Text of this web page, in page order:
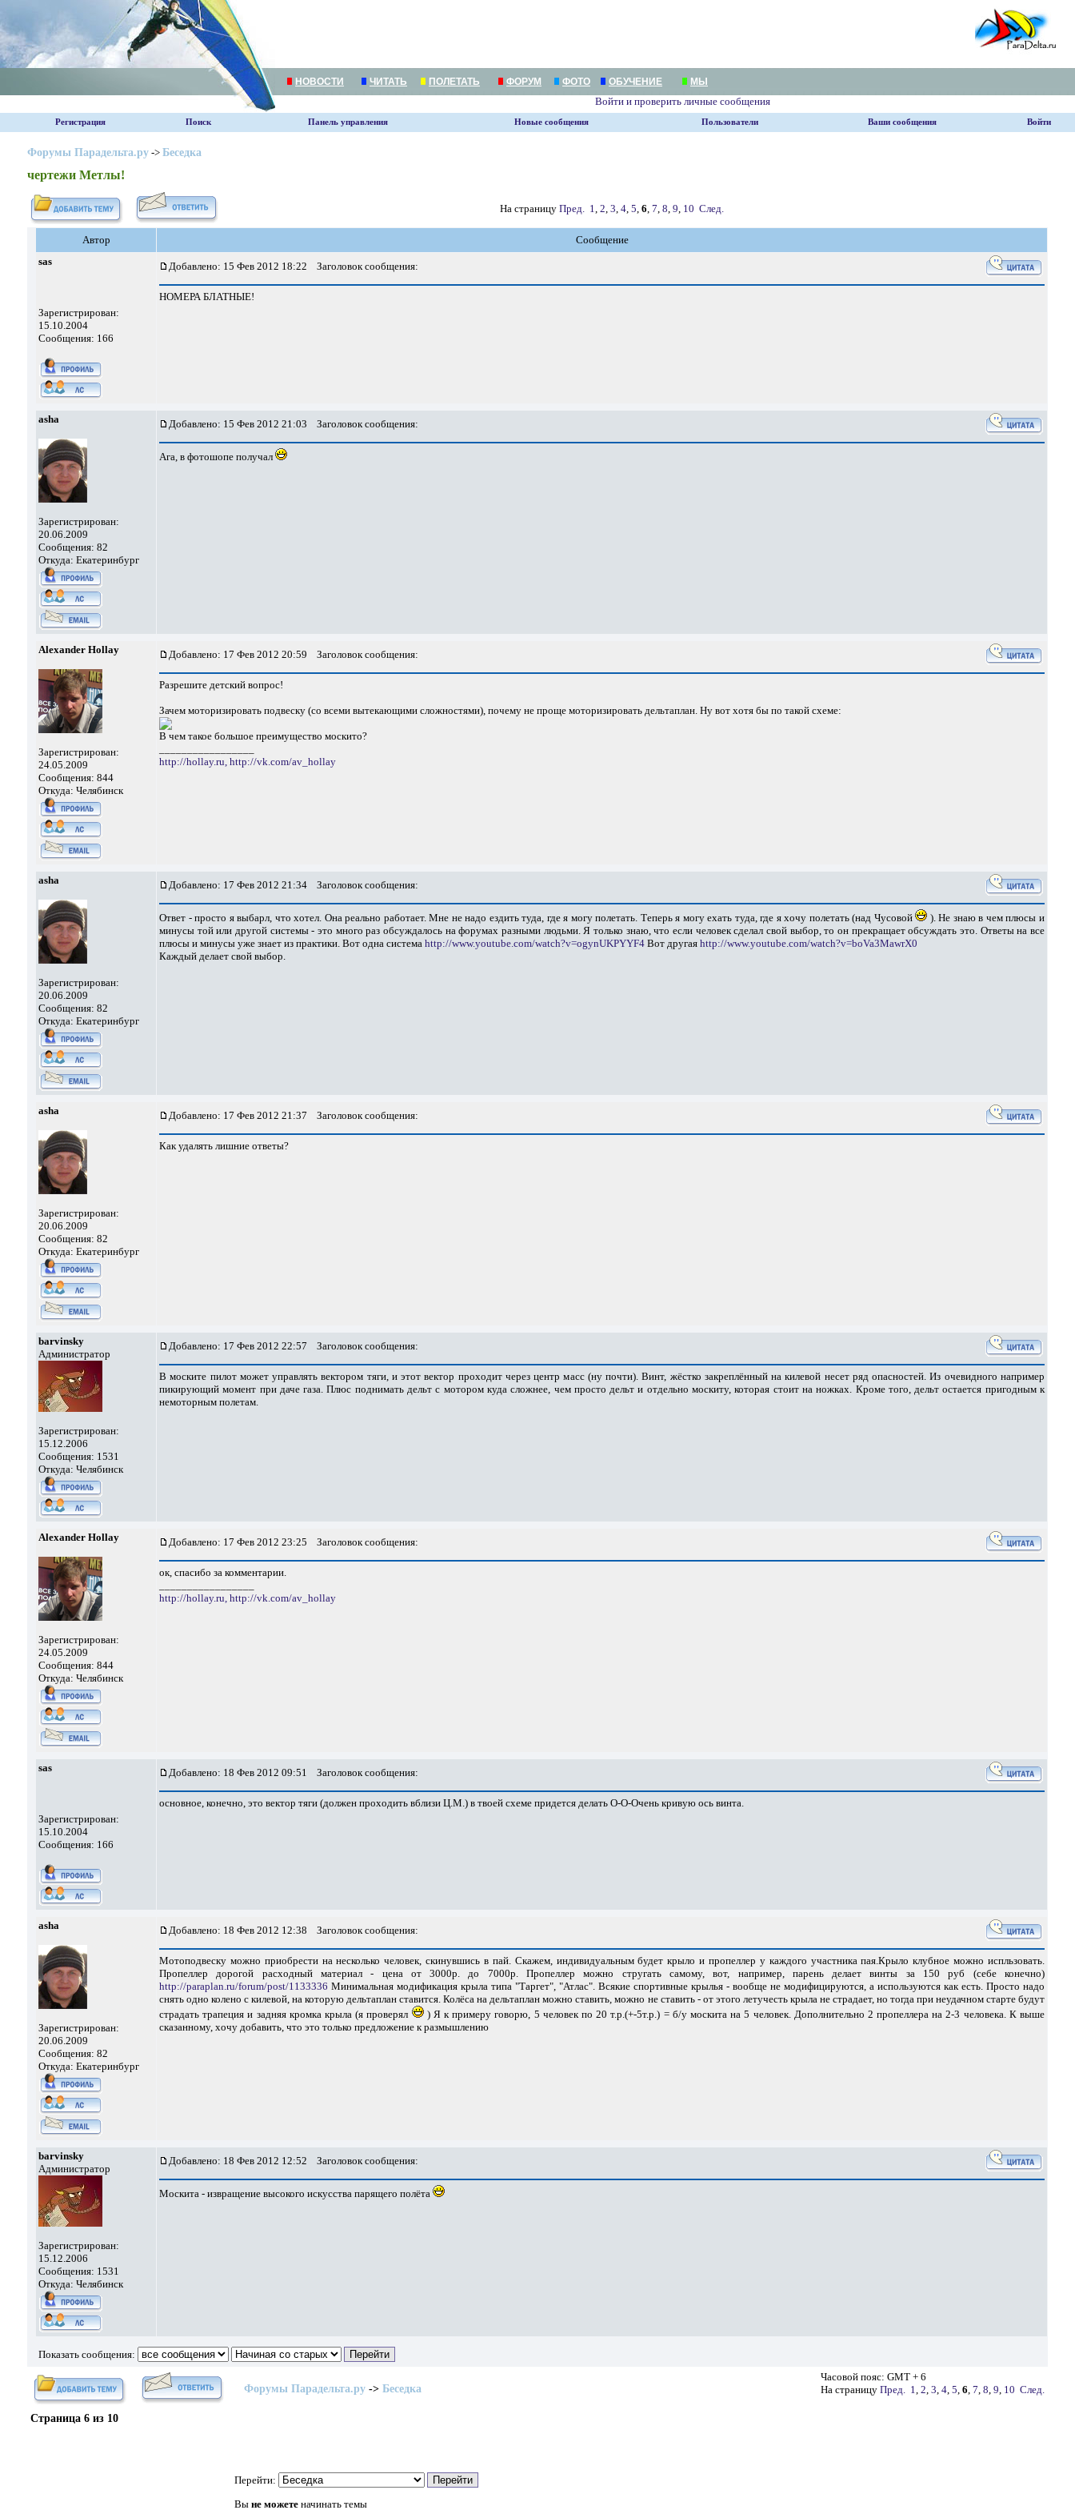
НОВОСТИ ЧИТАТЬ ПОЛЕТАТЬ ФОРУМ ФОТО ОБУЧЕНИЕ МЫ
Войти и проверить личные сообщения
Регистрация Поиск Панель управления Новые сообщения Пользователи Ваши сообщения Войти
Форумы Парадельта.ру -> Беседка
чертежи Метлы!
На страницу Пред. 1, 2, 3, 4, 5, 6, 7, 8, 9, 10 След.
Автор
Сообщение
sas
Зарегистрирован:
15.10.2004
Сообщения: 166
Добавлено: 15 Фев 2012 18:22 Заголовок сообщения:
НОМЕРА БЛАТНЫЕ!
asha
Зарегистрирован:
20.06.2009
Сообщения: 82
Откуда: Екатеринбург
Добавлено: 15 Фев 2012 21:03 Заголовок сообщения:
Ага, в фотошопе получал
Alexander Hollay
Зарегистрирован:
24.05.2009
Сообщения: 844
Откуда: Челябинск
Добавлено: 17 Фев 2012 20:59 Заголовок сообщения:
Разрешите детский вопрос!
Зачем моторизировать подвеску (со всеми вытекающими сложностями), почему не проще моторизировать дельтаплан. Ну вот хотя бы по такой схеме:
В чем такое большое преимущество москито?
http://hollay.ru, http://vk.com/av_hollay
asha
Зарегистрирован:
20.06.2009
Сообщения: 82
Откуда: Екатеринбург
Добавлено: 17 Фев 2012 21:34 Заголовок сообщения:
Ответ - просто я выбарл, что хотел. Она реально работает. Мне не надо ездить туда, где я могу полетать. Теперь я могу ехать туда, где я хочу полетать (над Чусовой
). Не знаю в чем плюсы и
минусы той или другой системы - это много раз обсуждалось на форумах разными людьми. Я только знаю, что если человек сделал свой выбор, то он прекращает обсуждать это. Ответы на все
плюсы и минусы уже знает из практики. Вот одна система http://www.youtube.com/watch?v=ogynUKPYYF4 Вот другая http://www.youtube.com/watch?v=boVa3MawrX0
Каждый делает свой выбор.
asha
Зарегистрирован:
20.06.2009
Сообщения: 82
Откуда: Екатеринбург
Добавлено: 17 Фев 2012 21:37 Заголовок сообщения:
Как удалять лишние ответы?
barvinsky
Администратор
Зарегистрирован:
15.12.2006
Сообщения: 1531
Откуда: Челябинск
Добавлено: 17 Фев 2012 22:57 Заголовок сообщения:
В моските пилот может управлять вектором тяги, и этот вектор проходит через центр масс (ну почти). Винт, жёстко закреплённый на килевой несет ряд опасностей. Из очевидного например
пикирующий момент при даче газа. Плюс поднимать дельт с мотором куда сложнее, чем просто дельт и отдельно москиту, которая стоит на ножках. Кроме того, дельт остается пригодным к
немоторным полетам.
Alexander Hollay
Зарегистрирован:
24.05.2009
Сообщения: 844
Откуда: Челябинск
Добавлено: 17 Фев 2012 23:25 Заголовок сообщения:
ок, спасибо за комментарии.
http://hollay.ru, http://vk.com/av_hollay
sas
Зарегистрирован:
15.10.2004
Сообщения: 166
Добавлено: 18 Фев 2012 09:51 Заголовок сообщения:
основное, конечно, это вектор тяги (должен проходить вблизи Ц.М.) в твоей схеме придется делать О-О-Очень кривую ось винта.
asha
Зарегистрирован:
20.06.2009
Сообщения: 82
Откуда: Екатеринбург
Добавлено: 18 Фев 2012 12:38 Заголовок сообщения:
Мотоподвеску можно приобрести на несколько человек, скинувшись в пай. Скажем, индивидуальным будет крыло и пропеллер у каждого участника пая.Крыло клубное можно испльзовать.
Пропеллер дорогой расходный материал - цена от 3000р. до 7000р. Пропеллер можно стругать самому, вот, например, парень делает винты за 150 руб (себе конечно)
http://paraplan.ru/forum/post/1133336 Минимальная модификация крыла типа "Таргет", "Атлас". Всякие спортивные крылья - вообще не модифицируются, а используются как есть. Просто надо
снять одно колено с килевой, на которую дельтаплан ставится. Колёса на дельтаплан можно ставить, можно не ставить - от этого летучесть крыла не страдает, но тогда при неудачном старте будут
страдать трапеция и задняя кромка крыла (я проверял
) Я к примеру говорю, 5 человек по 20 т.р.(+-5т.р.) = б/у москита на 5 человек. Дополнительно 2 пропеллера на 2-3 человека. К выше
сказанному, хочу добавить, что это только предложение к размышлению
barvinsky
Администратор
Зарегистрирован:
15.12.2006
Сообщения: 1531
Откуда: Челябинск
Добавлено: 18 Фев 2012 12:52 Заголовок сообщения:
Москита - извращение высокого искусства парящего полёта
Показать сообщения:
Форумы Парадельта.ру -> Беседка
Часовой пояс: GMT + 6
На страницу Пред. 1, 2, 3, 4, 5, 6, 7, 8, 9, 10 След.
Страница 6 из 10
Перейти:
Вы не можете начинать темы